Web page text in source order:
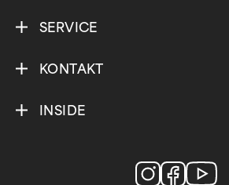
SERVICE
KONTAKT
INSIDE